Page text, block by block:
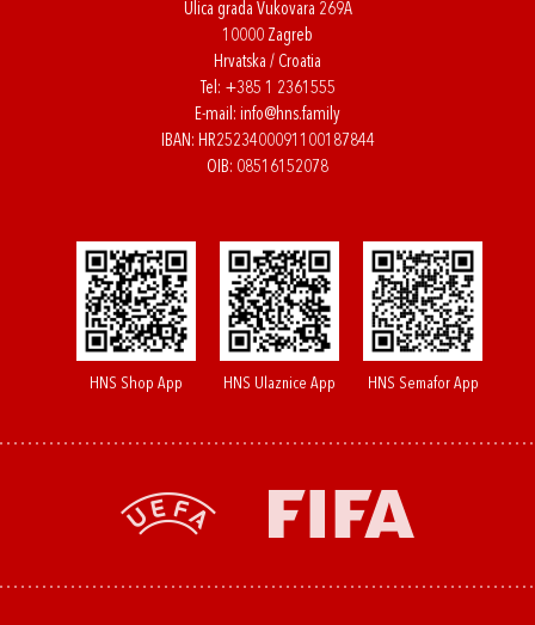
Ulica grada Vukovara 269A
10000 Zagreb
Hrvatska / Croatia
Tel: +385 1 2361555
E-mail: info@hns.family
IBAN: HR2523400091100187844
OIB: 08516152078
HNS Shop App HNS Ulaznice App HNS Semafor App